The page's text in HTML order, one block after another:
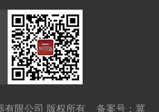
有限公司 版权所有 备案号：冀